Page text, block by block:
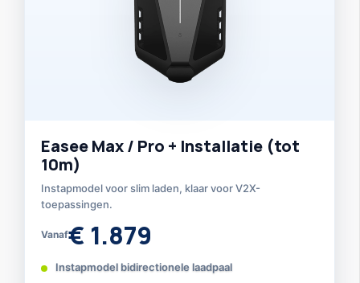
Easee Max / Pro + Installatie (tot
10m)
Instapmodel voor slim laden, klaar voor V2X-
toepassingen.
Vanaf€ 1.879
Instapmodel bidirectionele laadpaal